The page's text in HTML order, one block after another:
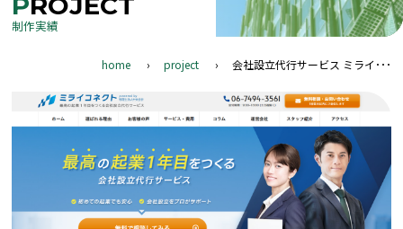
制作実績
home project 会社設立代行サービス ミライ･･･